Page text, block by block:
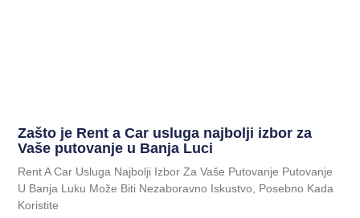
Zašto je Rent a Car usluga najbolji izbor za
Vaše putovanje u Banja Luci
Rent A Car Usluga Najbolji Izbor Za Vaše Putovanje Putovanje
U Banja Luku Može Biti Nezaboravno Iskustvo, Posebno Kada
Koristite